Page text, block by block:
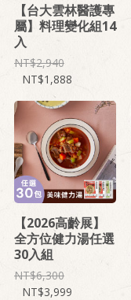
【台大雲林醫護專
屬】料理變化組14
入
2,940
1,888
【2026高齡展】
全方位健力湯任選
30入組
6,300
3,999